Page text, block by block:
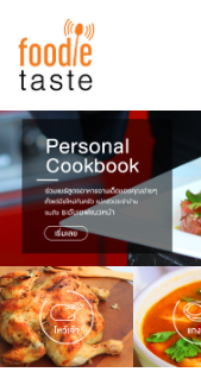
สูตรอาหาร
สูตรอาหารล่า
Top Foodie
พาไปชิม
สารพันก้นครัว
เคล็ดลับน่ารู้
FoodPedia